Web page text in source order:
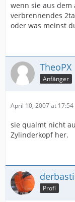
wenn sie aus
verbrennendes
oder was meinst
TheoPX
Anfänger
April 10, 2007 at 17:54
sie qualmt nicht
Zylinderkopf her.
Profi